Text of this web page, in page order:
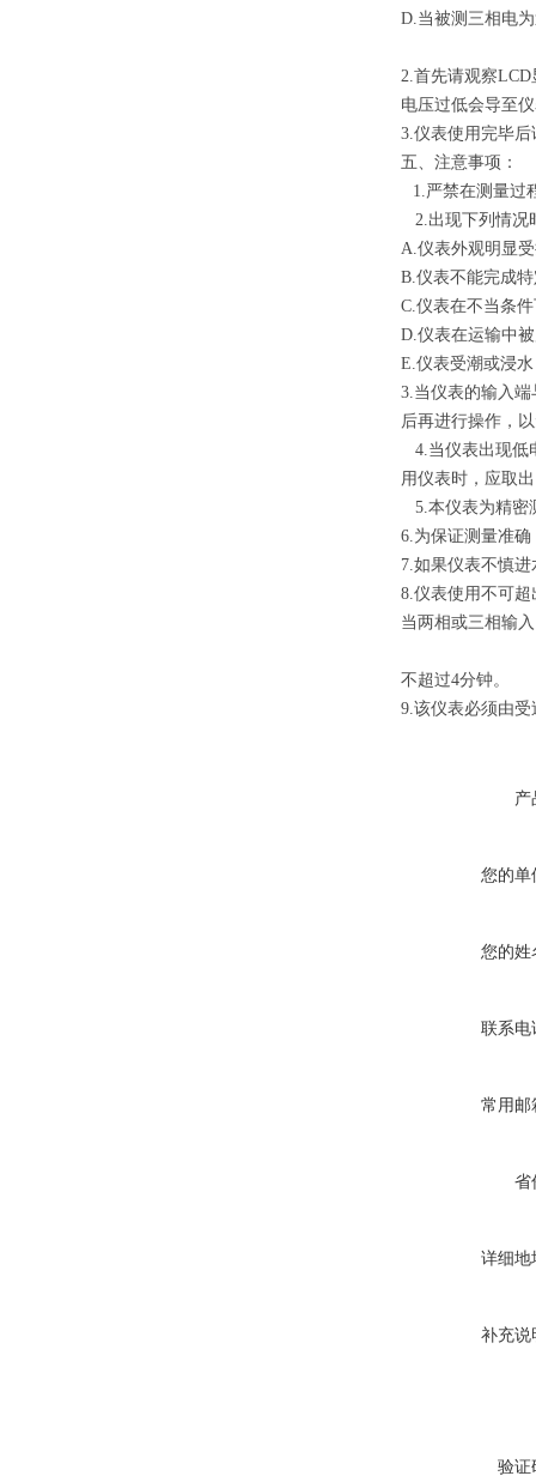
D.当被测三相电
2.首先请观察
电压过低会导至
3.仪表使用完毕
五、注意事项：
1.严禁在测量过
2.出现下列情况
A.仪表外观明显
B.仪表不能完成
C.仪表在不当条
D.仪表在运输中
E.仪表受潮或浸水
3.当仪表的输入
后再进行操作，
4.当仪表出现低
用仪表时，应取
5.本仪表为精密
6.为保证测量准
7.如果仪表不慎
8.仪表使用不可
当两相或三相输
不超过4分钟。
9.该仪表必须由
产
您的单
您的姓
联系电
常用邮
省
详细地
补充说
验证